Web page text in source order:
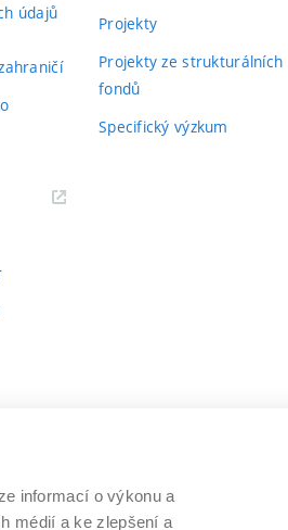
údajů
Projekty
Projekty ze strukturálních
fondů
Specifický výzkum
V BRNĚ
informací o výkonu a
médií a ke zlepšení a